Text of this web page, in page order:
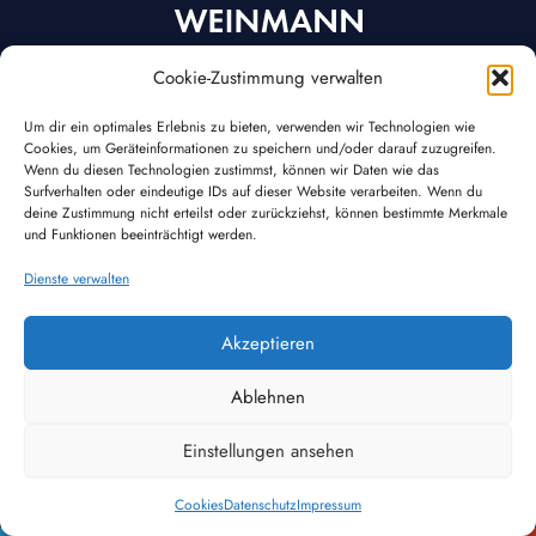
Cookie-Zustimmung verwalten
Um dir ein optimales Erlebnis zu bieten, verwenden wir Technologien wie
Cookies, um Geräteinformationen zu speichern und/oder darauf zuzugreifen.
Wenn du diesen Technologien zustimmst, können wir Daten wie das
Surfverhalten oder eindeutige IDs auf dieser Website verarbeiten. Wenn du
deine Zustimmung nicht erteilst oder zurückziehst, können bestimmte Merkmale
und Funktionen beeinträchtigt werden.
Dienste verwalten
Akzeptieren
Ablehnen
Einstellungen ansehen
CookiesDatenschutzImpressum
Home
News
Team
Karriere
Rechtliches
Impressum
Datenschutz
Cookies
Trend Pool
TrendSPA
Frankenstraße 1-4
63776 Mömbris
+49 6029 / 95797-0
tp@weinmann.gmbh